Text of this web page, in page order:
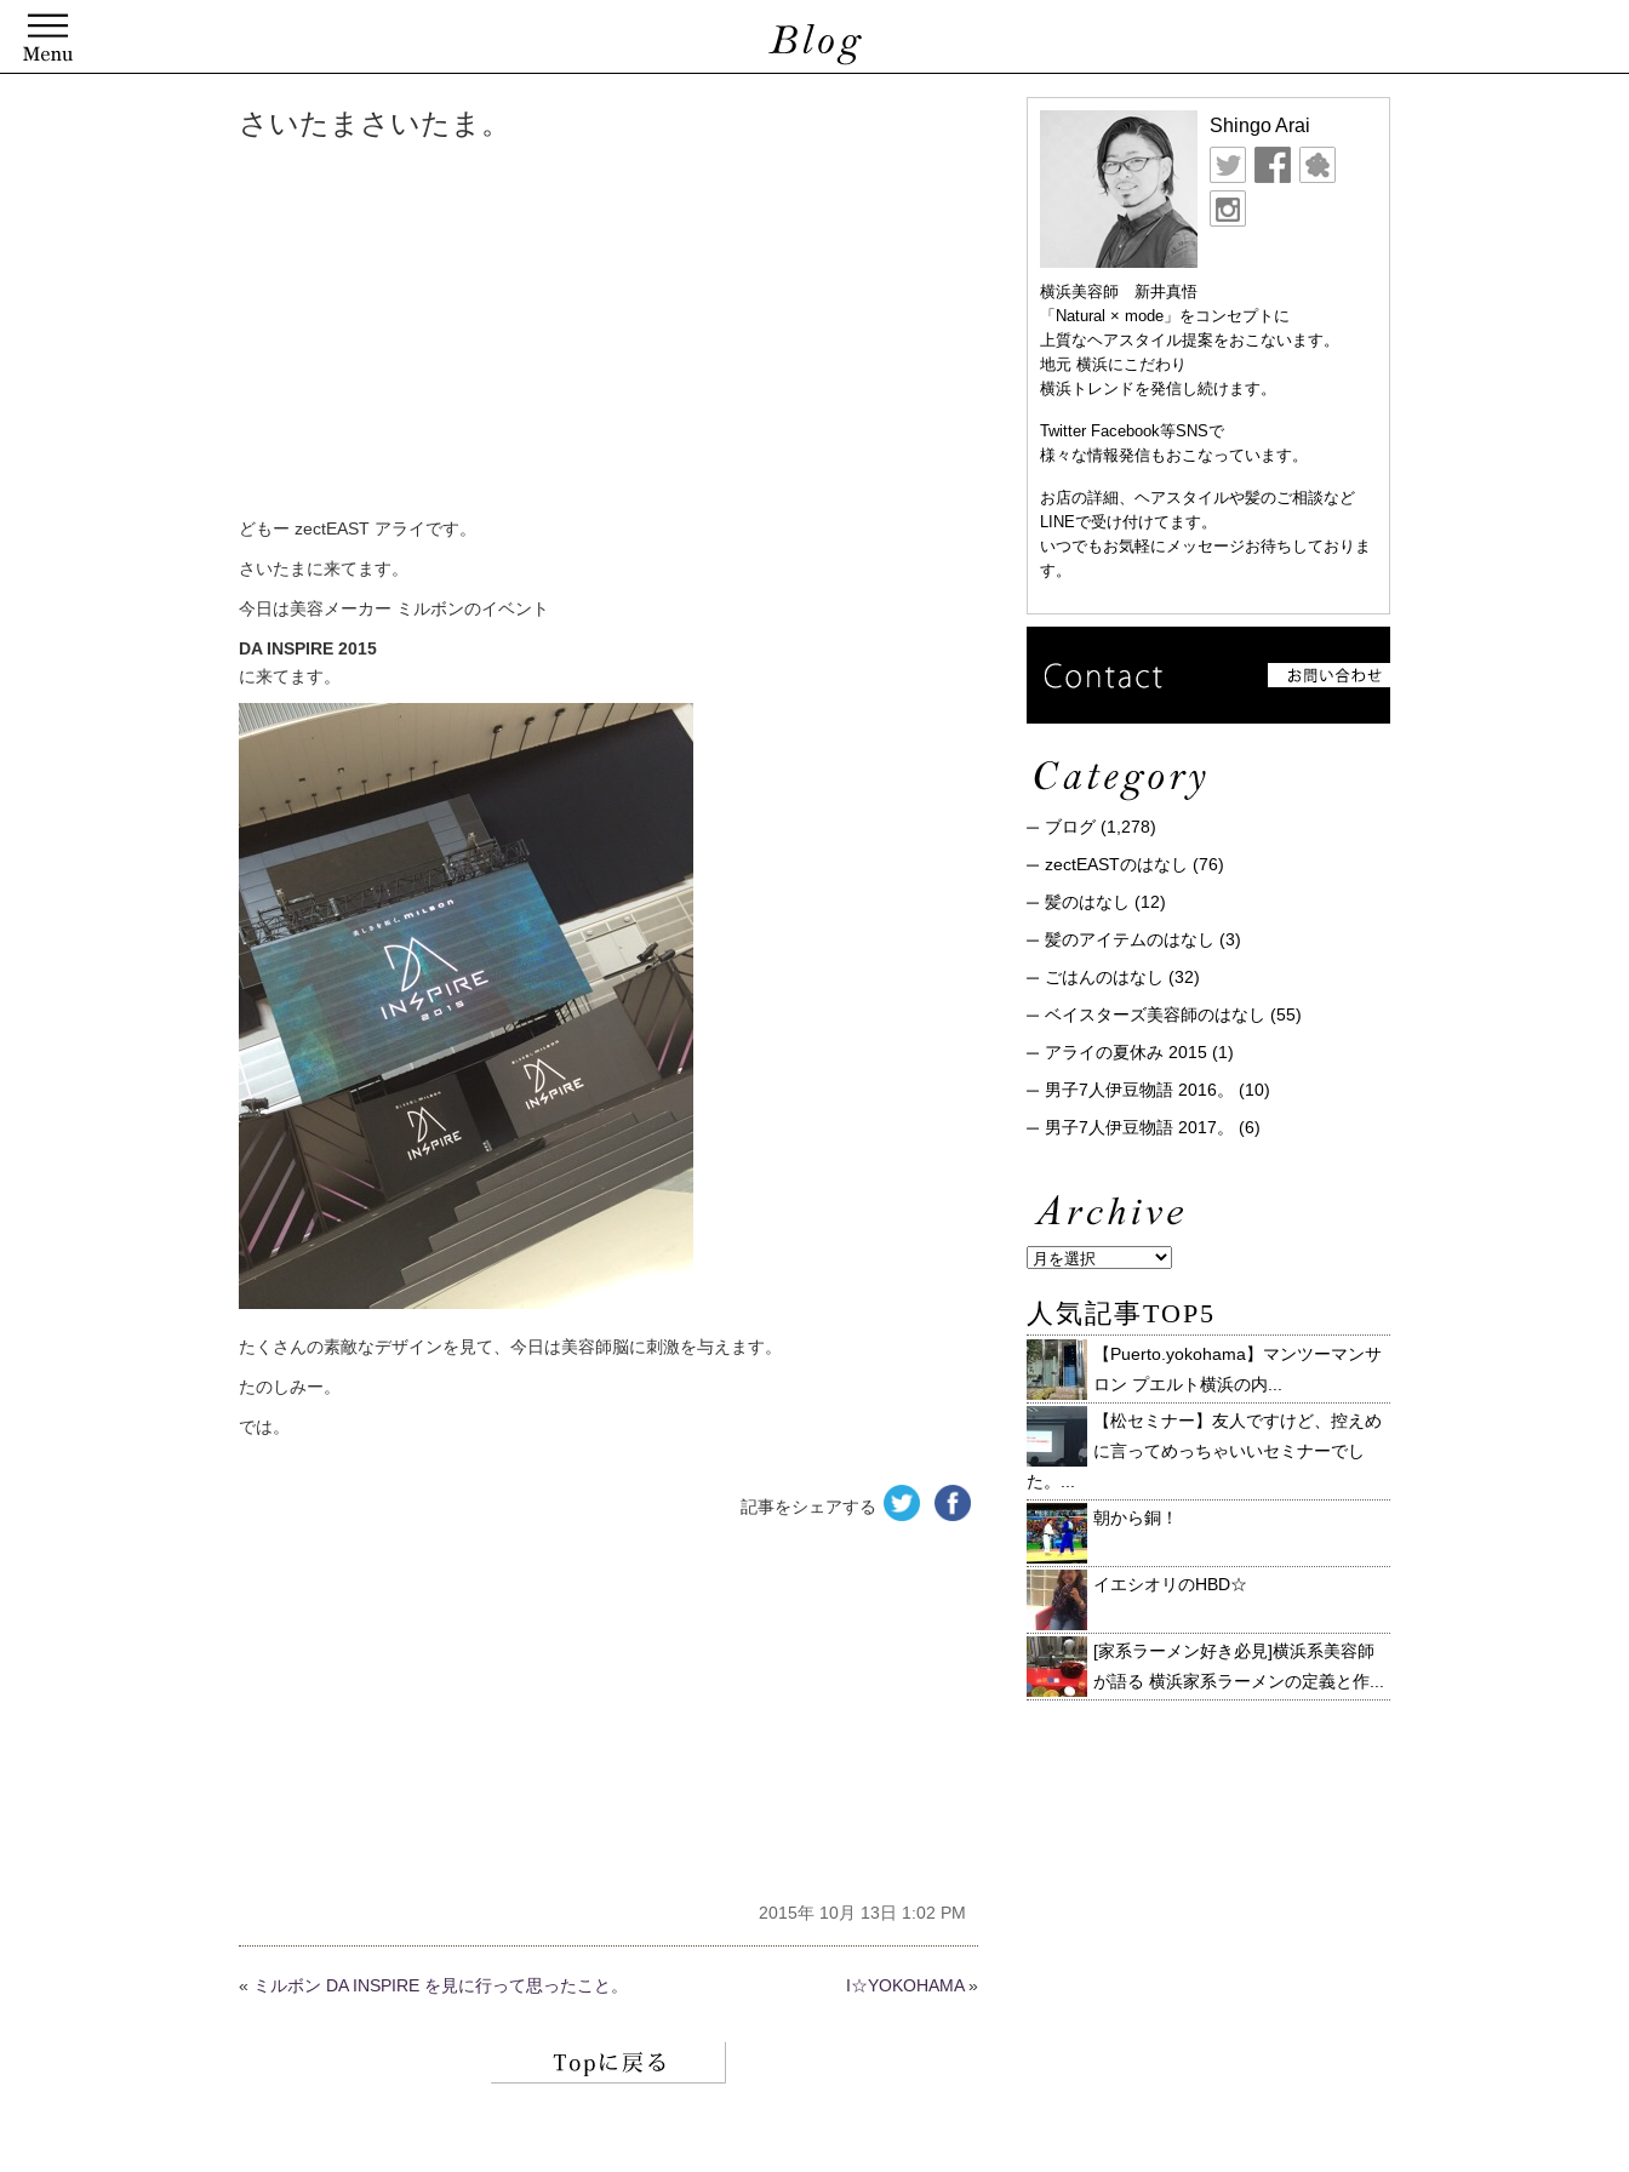
さいたまさいたま。
どもー zectEAST アライです。
さいたまに来てます。
今日は美容メーカー ミルボンのイベント
DA INSPIRE 2015
に来てます。
たくさんの素敵なデザインを見て、今日は美容師脳に刺激を与えます。
たのしみー。
では。
記事をシェアする
2015年 10月 13日 1:02 PM
« ミルボン DA INSPIRE を見に行って思ったこと。 I☆YOKOHAMA»
Shingo Arai
横浜美容師 新井真悟
「Natural × mode」をコンセプトに
上質なヘアスタイル提案をおこないます。
地元 横浜にこだわり
横浜トレンドを発信し続けます。
Twitter Facebook等SNSで
様々な情報発信もおこなっています。
お店の詳細、ヘアスタイルや髪のご相談など
LINEで受け付けてます。
いつでもお気軽にメッセージお待ちしておりま
す。
ブログ (1,278)
zectEASTのはなし (76)
髪のはなし (12)
髪のアイテムのはなし (3)
ごはんのはなし (32)
ベイスターズ美容師のはなし (55)
アライの夏休み 2015 (1)
男子7人伊豆物語 2016。
(10)
男子7人伊豆物語 2017。
(6)
人気記事TOP5
【Puerto.yokohama】マンツーマンサ
ロン プエルト横浜の内...
【松セミナー】友人ですけど、控えめ
に言ってめっちゃいいセミナーでし
た。...
朝から銅！
イエシオリのHBD☆
[家系ラーメン好き必見]横浜系美容師
が語る 横浜家系ラーメンの定義と作...